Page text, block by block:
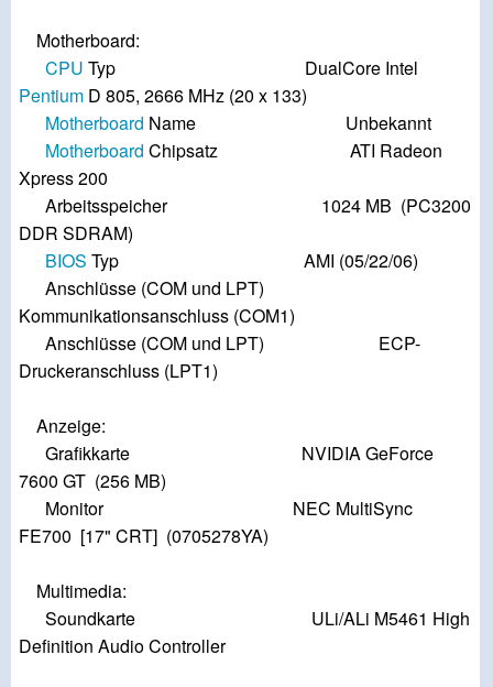
Motherboard:
CPU Typ DualCore Intel
Pentium D 805, 2666 MHz (20 x 133)
Motherboard Name Unbekannt
Motherboard Chipsatz ATI Radeon
Xpress 200
Arbeitsspeicher 1024 MB (PC3200
DDR SDRAM)
BIOS Typ AMI (05/22/06)
Anschlüsse (COM und LPT)
Kommunikationsanschluss (COM1)
Anschlüsse (COM und LPT) ECP-
Druckeranschluss (LPT1)
Anzeige:
Grafikkarte NVIDIA GeForce
7600 GT (256 MB)
Monitor NEC MultiSync
FE700 [17" CRT] (0705278YA)
Multimedia:
Soundkarte ULi/ALi M5461 High
Definition Audio Controller